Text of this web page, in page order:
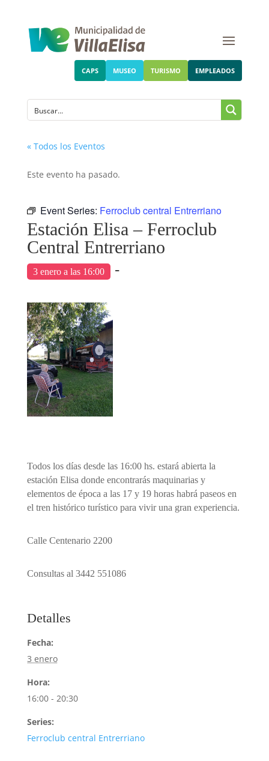
CAPS MUSEO TURISMO EMPLEADOS
« Todos los Eventos
Este evento ha pasado.
Event Series: Ferroclub central Entrerriano
Estación Elisa – Ferroclub
Central Entrerriano
3 enero a las 16:00 -
Todos los días desde las 16:00 hs. estará abierta la
estación Elisa donde encontrarás maquinarias y
elementos de época a las 17 y 19 horas habrá paseos en
el tren histórico turístico para vivir una gran experiencia.
Calle Centenario 2200
Consultas al 3442 551086
Detalles
Fecha:
3 enero
Hora:
16:00 - 20:30
Series:
Ferroclub central Entrerriano